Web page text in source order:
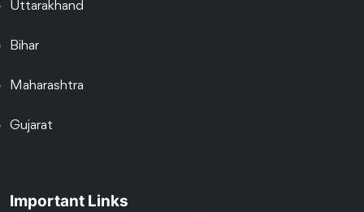
Uttarakhand
Bihar
Maharashtra
Gujarat
Important Links